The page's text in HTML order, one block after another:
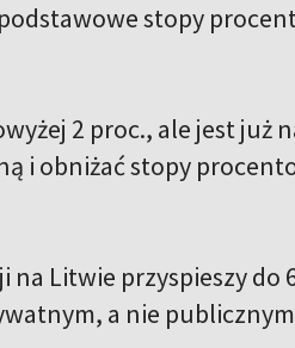
stopy
2 proc., ale jest już
i obniżać stopy
Litwie przyspieszy do
a nie